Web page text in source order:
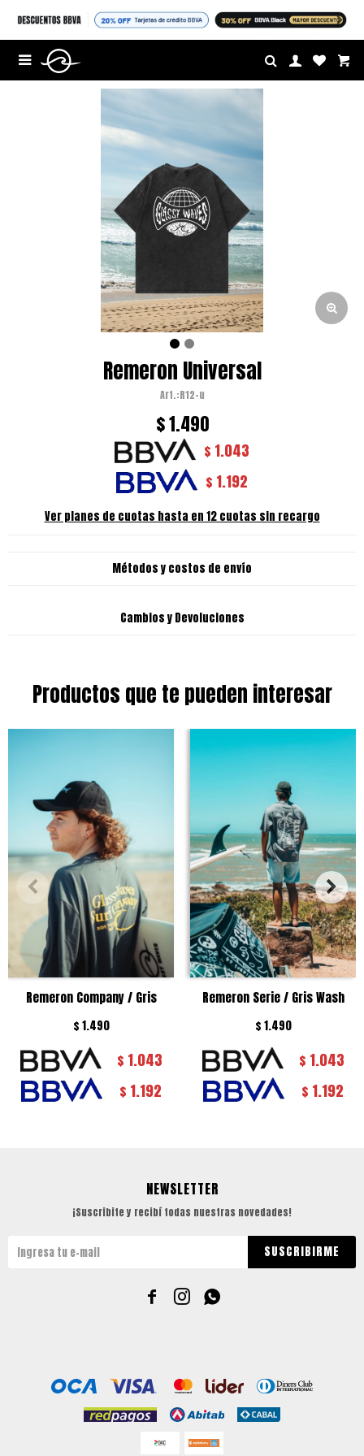


Remeron Universal
R12-u
$1.490
$ 1.043
$ 1.192
Ver planes de cuotas hasta en 12 cuotas sin recargo
Métodos y costos de envío
Cambios y Devoluciones
Productos que te pueden interesar
Remeron Company / Gris
$1.490
$ 1.043
$ 1.192
Remeron Serie / Gris Wash
$1.490
$ 1.043
$ 1.192
NEWSLETTER
¡Suscribite y recibí todas nuestras novedades!
SUSCRIBIRME
  